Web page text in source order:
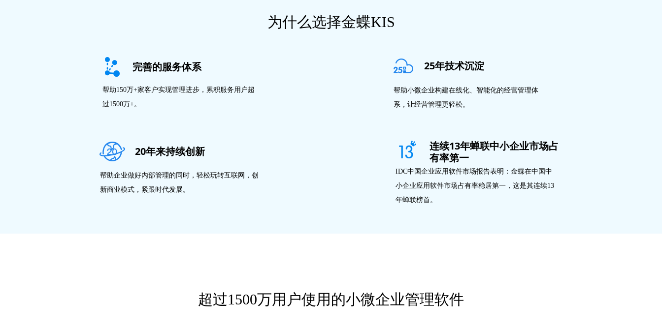
超过1500万用户使用的小微企业管理软件
为什么选择金蝶KIS
20年来持续创新
帮助150万+家客户实现管理进步，累积服务用户超
过1500万+。
25年技术沉淀
帮助小微企业构建在线化、智能化的经营管理体
系，让经营管理更轻松。
完善的服务体系
帮助企业做好内部管理的同时，轻松玩转互联网，创
新商业模式，紧跟时代发展。
连续13年蝉联中小企业市场占
有率第一
IDC中国企业应用软件市场报告表明：金蝶在中国中
小企业应用软件市场占有率稳居第一，这是其连续13
年蝉联榜首。